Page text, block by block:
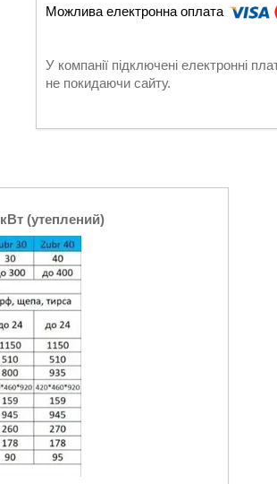
У компанії підключені електронні
не покидаючи сайту.
(утеплений)